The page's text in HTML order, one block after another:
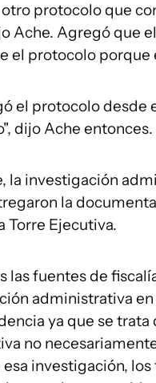
protocolo que
Ache. Agregó que
el protocolo porque
el protocolo desde
dijo Ache entonces.
la investigación
la
Torre Ejecutiva.
las fuentes de
administrativa
ya que se
no
esa investigación,